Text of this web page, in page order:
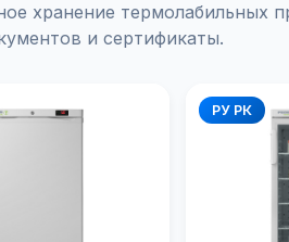
хранение термолабильных
и сертификаты.
РУ РК